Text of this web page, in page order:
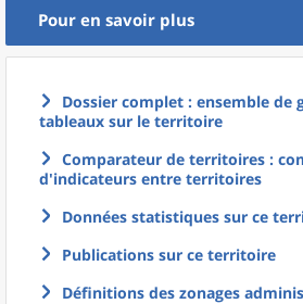
Pour en savoir plus
Dossier complet : ensemble de
tableaux sur le territoire
Comparateur de territoires :
d'indicateurs entre territoires
Données statistiques sur ce
Publications sur ce territoire
Définitions des zonages